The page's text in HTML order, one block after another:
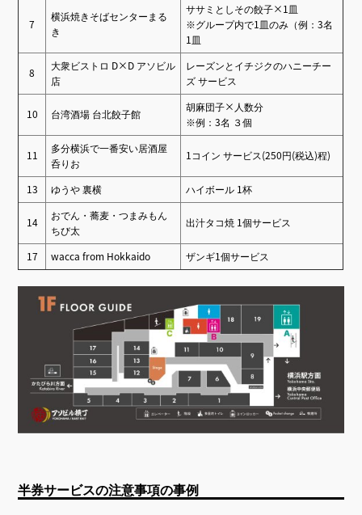
7
横浜焼きそばセンターまる
き
ササミとしその餃子×1皿
※グループ内で1皿のみ（例：3名
1皿
8
大衆ビストロ D×D アソビル
店
レーズンとイチジクのハニーチー
ズ サービス
10 台湾酒場 台北餃子館
胡麻団子×人数分
※例：3名 ３個
11
多分横浜で一番安い居酒屋
呑りお
1コイン サービス(250円(税込)程)
13 ゆうや 裏横 ハイボール 1杯
14
おでん・蕎麦・つまみもん
ちび太
出汁タコ焼 1個サービス
17 wacca from Hokkaido ザンギ1個サービス
半券サービスの注意事項の事例